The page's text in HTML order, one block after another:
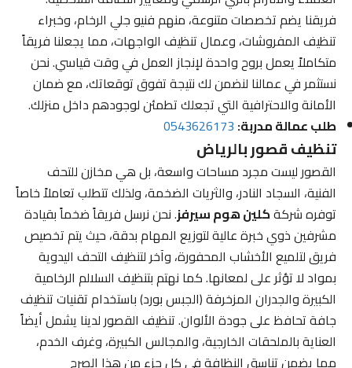
فريقنا يضم تخصصات متنوعة، منهم فنيو جلي الرخام، وخبراء
تنظيف المفروشات، وعمال تنظيف الواجهات، مما يجعلنا فريقاً
متكاملاً يعمل بروح واحدة لإنجاز العمل في وقت قياسي. نحن
نستثمر في عمالنا لنضمن لك نتيجة تفوق توقعاتك، مع ضمان
الأمانة والاحترافية التي تجعلك تطمئن لوجودهم داخل منزلك.
طلب عمالة مدربة:0543626173
تنظيف قصور بالرياض
القصور ليست مجرد مساحات واسعة، بل هي مخازن للتحف
الفنية، السجاد النادر، والثريات الضخمة، ولذلك تتطلب تعاملاً خاصاً
توفره شركةكلين هوم سيرفز. نحن نرسل فريقاً ضخماً بقيادة
مشرفين ذوي خبرة عالية لتوزيع المهام بدقة، حيث يتم تخصيص
فريق لتلميع الأخشاب المحفورة، وآخر لتنظيف التحف اليدوية
بمواد لا تؤثر على لمعانها. كما نهتم بتنظيف السلالم الرخامية
الكبيرة والجدران المزخرفة (الجبس بورد) باستخدام تقنيات تنظيف
جافة تحافظ على جودة الألوان. تنظيف القصور لدينا يشمل أيضاً
العناية بالملحقات الخارجية، والمجالس الكبيرة، وغرف الخدم،
مما يضمن تناسق النظافة في كل جزء من هذا الصرح